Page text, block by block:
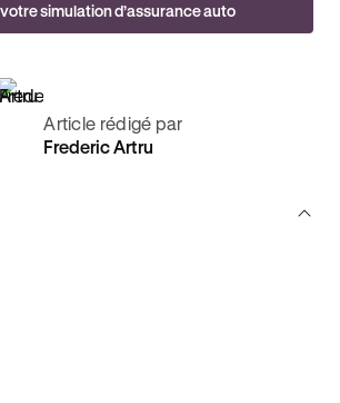
simulation d’assurance auto
Article rédigé par
Frederic Artru